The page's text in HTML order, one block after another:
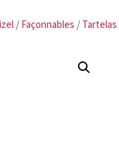
/ Façonnables / Tartelas